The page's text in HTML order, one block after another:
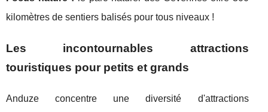
kilomètres de sentiers balisés pour tous niveaux !
Les incontournables attractions
touristiques pour petits et grands
Anduze concentre une diversité d'attractions